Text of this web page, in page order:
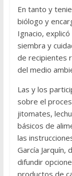
En tanto y
biólogo y
Ignacio,
siembra y
de recipientes
del medio
Las y los
sobre el
jitomates,
básicos de
las
García Jarquín,
difundir
productos de